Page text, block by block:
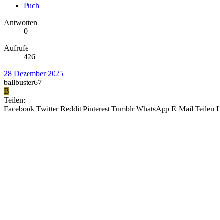
Puch
Antworten
0
Aufrufe
426
28 Dezember 2025
ballbuster67
B
Teilen:
Facebook Twitter Reddit Pinterest Tumblr WhatsApp E-Mail Teilen